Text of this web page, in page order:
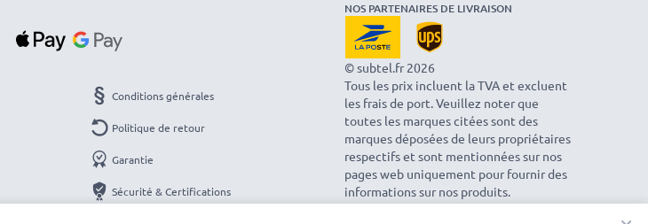
Conditions générales
Politique de retour
Garantie
Sécurité & Certifications
NOS PARTENAIRES DE LIVRAISON
© subtel.fr 2026
Tous les prix incluent la TVA et excluent
les frais de port. Veuillez noter que
toutes les marques citées sont des
marques déposées de leurs propriétaires
respectifs et sont mentionnées sur nos
pages web uniquement pour fournir des
informations sur nos produits.